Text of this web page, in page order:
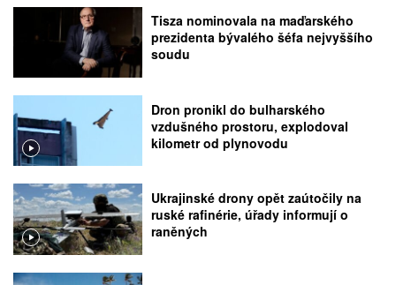
Tisza nominovala na maďarského
prezidenta bývalého šéfa nejvyššího
soudu
Dron pronikl do bulharského
vzdušného prostoru, explodoval
kilometr od plynovodu
Ukrajinské drony opět zaútočily na
ruské rafinérie, úřady informují o
raněných